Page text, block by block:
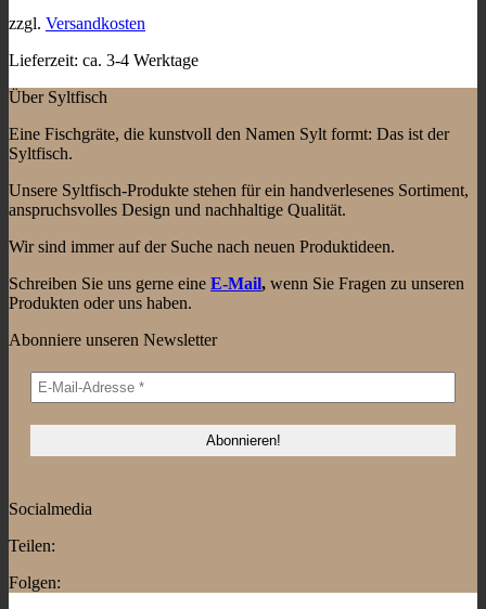
zzgl. Versandkosten
Lieferzeit: ca. 3-4 Werktage
Über Syltfisch
Eine Fischgräte, die kunstvoll den Namen Sylt formt: Das ist der
Syltfisch.
Unsere Syltfisch-Produkte stehen für ein handverlesenes Sortiment,
anspruchsvolles Design und nachhaltige Qualität.
Wir sind immer auf der Suche nach neuen Produktideen.
Schreiben Sie uns gerne eine E-Mail, wenn Sie Fragen zu unseren
Produkten oder uns haben.
Abonniere unseren Newsletter
Socialmedia
Teilen:
Folgen: